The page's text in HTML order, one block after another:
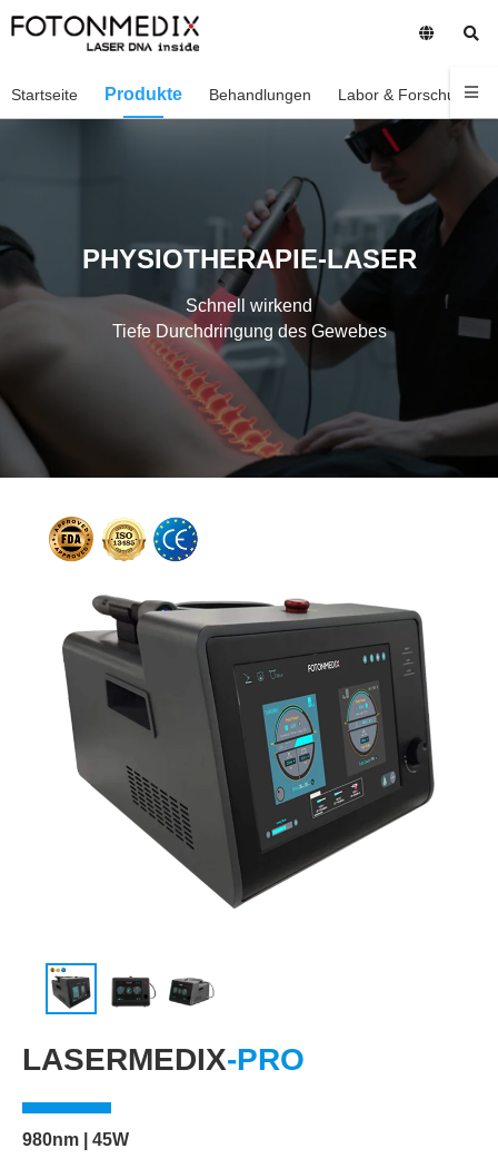
Startseite Produkte Behandlungen Labor & Forschung
PHYSIOTHERAPIE-LASER
Schnell wirkend
Tiefe Durchdringung des Gewebes
LASERMEDIX-PRO
980nm | 45W